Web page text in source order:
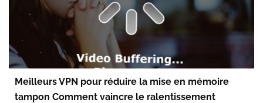
Meilleurs VPN pour réduire la mise en mémoire
tampon Comment vaincre le ralentissement